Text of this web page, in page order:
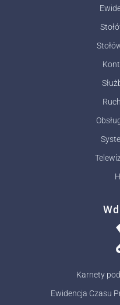
Karnety
Ewidencja Czasu